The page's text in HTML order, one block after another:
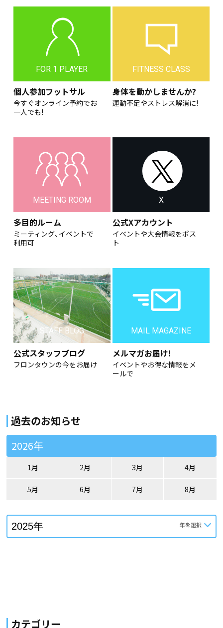
FOR 1 PLAYER
個人参加フットサル
今すぐオンライン予約でお
一人でも!
FITNESS CLASS
身体を動かしませんか?
運動不足やストレス解消に!
MEETING ROOM
多目的ルーム
ミーティング、イベントで
利用可
X
公式Xアカウント
イベントや大会情報をポス
ト
STAFF BLOG
公式スタッフブログ
フロンタウンの今をお届け
MAIL MAGAZINE
メルマガお届け!
イベントやお得な情報をメ
ールで
過去のお知らせ
2026年
1月 2月 3月 4月
5月 6月 7月 8月
カテゴリー